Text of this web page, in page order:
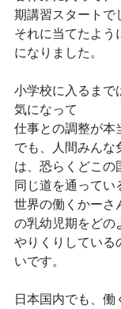
期講習スタートで
それに当てたよう
になりました。
小学校に入るまで
気になって
仕事との調整が本
でも、人間みんな
は、恐らくどこの
同じ道を通ってい
世界の働くかーさ
の乳幼児期をどの
やりくりしている
いです。
日本国内でも、働